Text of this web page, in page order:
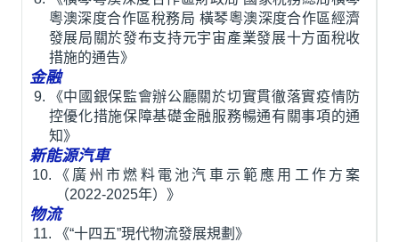
粵澳深度合作區稅務局 橫琴粵澳深度合作區經濟
發展局關於發布支持元宇宙產業發展十方面稅收
措施的通告》
金融
《中國銀保監會辦公廳關於切實貫徹落實疫情防
控優化措施保障基礎金融服務暢通有關事項的通
知》
新能源汽車
《廣州市燃料電池汽車示範應用工作方案
（2022-2025年）》
物流
《“十四五”現代物流發展規劃》